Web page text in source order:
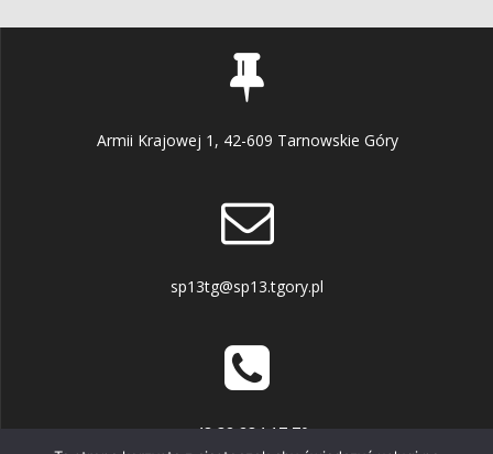
Armii Krajowej 1, 42-609 Tarnowskie Góry
sp13tg@sp13.tgory.pl
+48 32 284 17 70